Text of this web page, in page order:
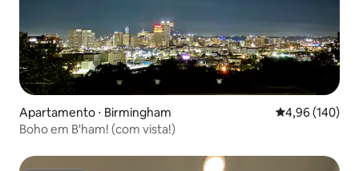
Apartamento ⋅ Birmingham 4,96 de uma
4,96 (140)
Boho em B'ham! (com vista!)